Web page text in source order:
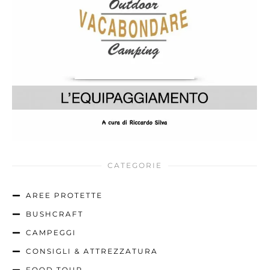
CATEGORIE
AREE PROTETTE
BUSHCRAFT
CAMPEGGI
CONSIGLI & ATTREZZATURA